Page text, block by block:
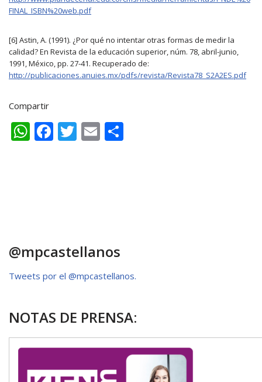
FINAL_ISBN%20web.pdf
[6] Astin, A. (1991). ¿Por qué no intentar otras formas de medir la
calidad? En Revista de la educación superior, núm. 78, abril-junio,
1991, México, pp. 27-41. Recuperado de:
http://publicaciones.anuies.mx/pdfs/revista/Revista78_S2A2ES.pdf
Compartir
W
p
F
k
T E
@mpcastellanos
Tweets por el @mpcastellanos.
NOTAS DE PRENSA: